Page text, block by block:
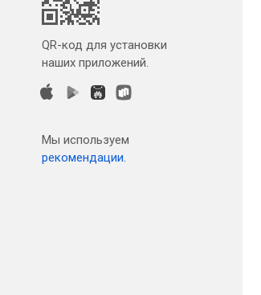
QR-код для установки
наших приложений.
Мы используем
рекомендации.